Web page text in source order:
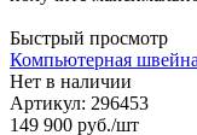
Быстрый просмотр
Компьютерная
Нет в наличии
Артикул: 296453
149 900 руб./шт